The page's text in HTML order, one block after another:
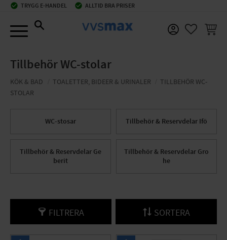
check_circle TRYGG E-HANDEL check_circle ALLTID BRA PRISER
Tillbehör WC-stolar
KÖK & BAD TOALETTER, BIDEER & URINALER
TILLBEHÖR WC-
STOLAR
WC-stosar Tillbehör & Reservdelar Ifö
Tillbehör & Reservdelar Ge
berit
Tillbehör & Reservdelar Gro
he
FILTRERA SORTERA